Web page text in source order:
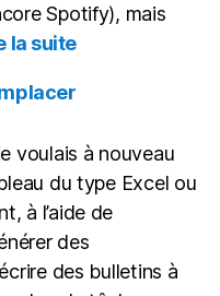
Spotify), mais
la suite:
articles,
un
ePub
voulais à nouveau
du type Excel ou
à l’aide de
des
des bulletins à